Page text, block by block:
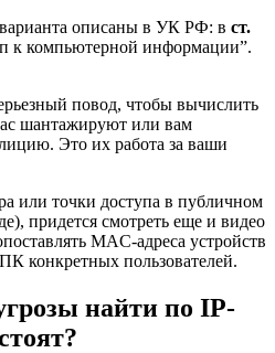
описаны в УК РФ: в ст.
к компьютерной информации”.
повод, чтобы вычислить
шантажируют или вам
Это их работа за ваши
или точки доступа в публичном
придется смотреть еще и видео
MAC-адреса устройств
конкретных пользователей.
найти по IP-